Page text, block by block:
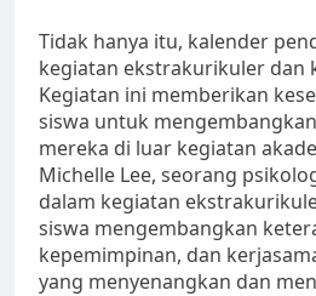
Tidak hanya itu, kalender
kegiatan ekstrakurikuler dan
Kegiatan ini memberikan
siswa untuk
mereka di luar kegiatan
Michelle Lee, seorang
dalam kegiatan
siswa mengembangkan
kepemimpinan, dan
yang menyenangkan dan